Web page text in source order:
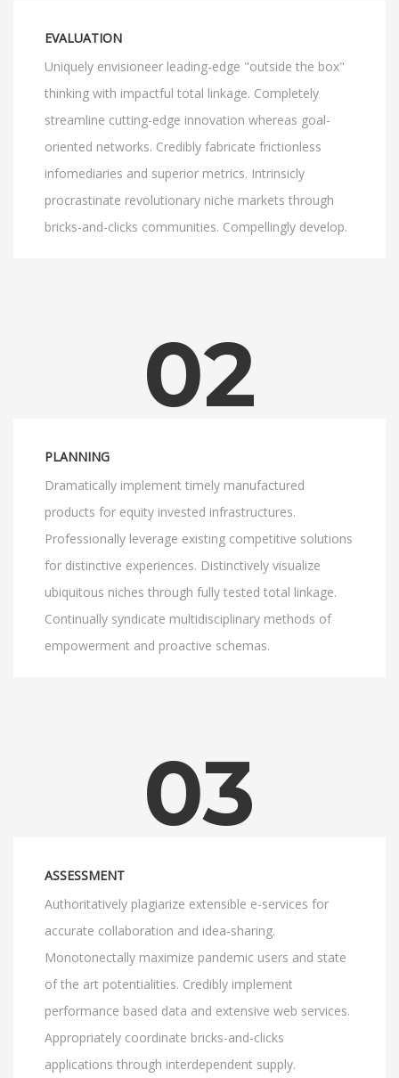
EVALUATION
Uniquely envisioneer leading-edge "outside the box"
thinking with impactful total linkage. Completely
streamline cutting-edge innovation whereas goal-
oriented networks. Credibly fabricate frictionless
infomediaries and superior metrics. Intrinsicly
procrastinate revolutionary niche markets through
bricks-and-clicks communities. Compellingly develop.
02
PLANNING
Dramatically implement timely manufactured
products for equity invested infrastructures.
Professionally leverage existing competitive solutions
for distinctive experiences. Distinctively visualize
ubiquitous niches through fully tested total linkage.
Continually syndicate multidisciplinary methods of
empowerment and proactive schemas.
03
ASSESSMENT
Authoritatively plagiarize extensible e-services for
accurate collaboration and idea-sharing.
Monotonectally maximize pandemic users and state
of the art potentialities. Credibly implement
performance based data and extensive web services.
Appropriately coordinate bricks-and-clicks
applications through interdependent supply.